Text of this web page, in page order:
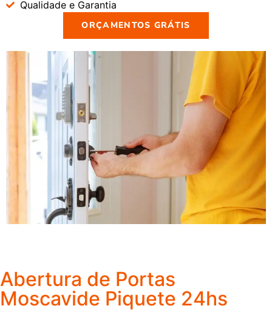
Qualidade e Garantia
ORÇAMENTOS GRÁTIS
Abertura de Portas
Moscavide Piquete 24hs